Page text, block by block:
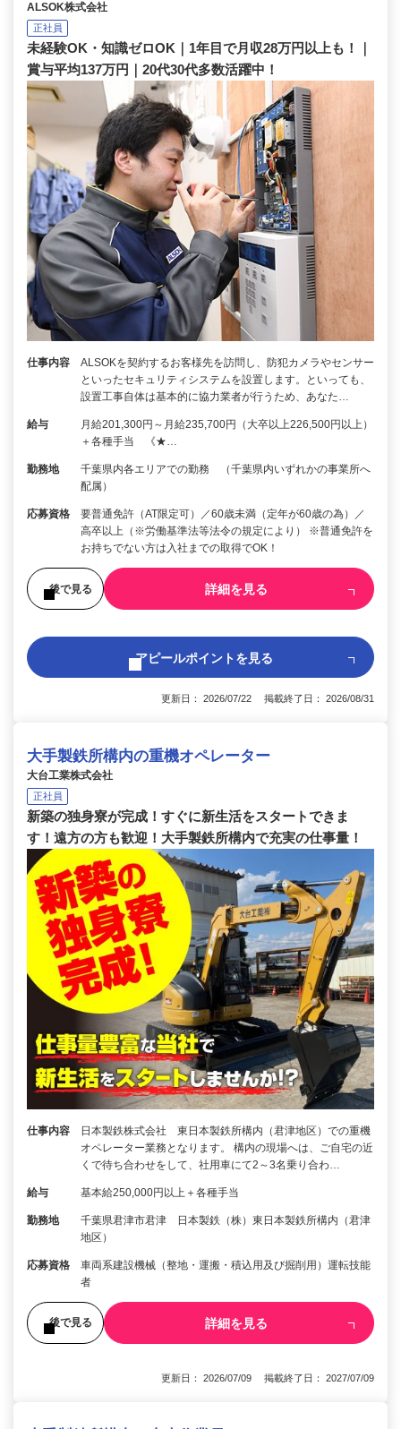
ALSOK株式会社
正社員
未経験OK・知識ゼロOK｜1年目で月収28万円以上も！｜
賞与平均137万円｜20代30代多数活躍中！
仕事内容
ALSOKを契約するお客様先を訪問し、防犯カメラやセンサー
といったセキュリティシステムを設置します。といっても、
設置工事自体は基本的に協力業者が行うため、あなた…
給与
月給201,300円～月給235,700円（大卒以上226,500円以上）
＋各種手当 《★…
勤務地
千葉県内各エリアでの勤務 （千葉県内いずれかの事業所へ
配属）
応募資格
要普通免許（AT限定可）／60歳未満（定年が60歳の為）／
高卒以上（※労働基準法等法令の規定により） ※普通免許を
お持ちでない方は入社までの取得でOK！
後で見る 詳細を見る
アピールポイントを見る
更新日： 2026/07/22 掲載終了日： 2026/08/31
大手製鉄所構内の重機オペレーター
大台工業株式会社
正社員
新築の独身寮が完成！すぐに新生活をスタートできま
す！遠方の方も歓迎！大手製鉄所構内で充実の仕事量！
仕事内容
日本製鉄株式会社 東日本製鉄所構内（君津地区）での重機
オペレーター業務となります。 構内の現場へは、ご自宅の近
くで待ち合わせをして、社用車にて2～3名乗り合わ…
給与 基本給250,000円以上＋各種手当
勤務地
千葉県君津市君津 日本製鉄（株）東日本製鉄所構内（君津
地区）
応募資格
車両系建設機械（整地・運搬・積込用及び掘削用）運転技能
者
後で見る 詳細を見る
更新日： 2026/07/09 掲載終了日： 2027/07/09